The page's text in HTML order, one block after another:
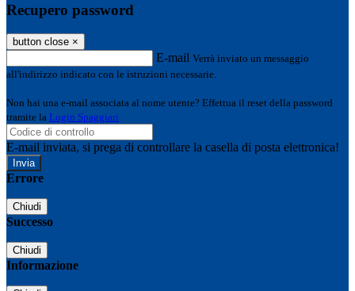
Recupero password
button close ×
E-mail Verrà inviato un messaggio
all'indirizzo indicato con le istruzioni necessarie.
Non hai una e-mail associata al nome utente? Effettua il reset della password
tramite la Login Spaggiari
E-mail inviata, si prega di controllare la casella di posta elettronica!
Errore
Chiudi
Successo
Chiudi
Informazione